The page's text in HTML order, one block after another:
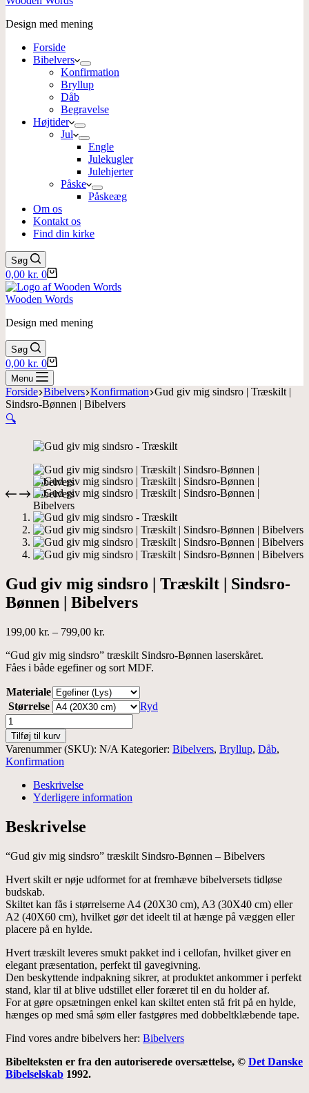
Design med mening
Forside
Bibelvers
Konfirmation
Bryllup
Dåb
Begravelse
Højtider
Jul
Engle
Julekugler
Julehjerter
Påske
Påskeæg
Om os
Kontakt os
Find din kirke
Søg
Indkøbskurv
0,00 kr. 0
Wooden Words
Design med mening
Søg
Indkøbskurv
0,00 kr. 0
Menu
Forside Bibelvers Konfirmation Gud giv mig sindsro | Træskilt |
Sindsro-Bønnen | Bibelvers
🔍
Gud giv mig sindsro | Træskilt | Sindsro-
Bønnen | Bibelvers
199,00 kr. – 799,00 kr.
til
799,00 kr.
“Gud giv mig sindsro” træskilt Sindsro-Bønnen laserskåret.
Fåes i både egefiner og sort MDF.
Materiale
Størrelse
Ryd
Gud
giv
mig
sindsro
|
Træskilt
Sindsro-
Bønnen
|
antal
Tilføj til kurv
Varenummer (SKU): N/A Kategorier: Bibelvers, Bryllup, Dåb,
Konfirmation
Beskrivelse
Yderligere information
Beskrivelse
“Gud giv mig sindsro” træskilt Sindsro-Bønnen – Bibelvers
Hvert skilt er nøje udformet for at fremhæve bibelversets tidløse
budskab.
Skiltet kan fås i størrelserne A4 (20X30 cm), A3 (30X40 cm) eller
A2 (40X60 cm), hvilket gør det ideelt til at hænge på væggen eller
placere på en hylde.
Hvert træskilt leveres smukt pakket ind i cellofan, hvilket giver en
elegant præsentation, perfekt til gavegivning.
Den beskyttende indpakning sikrer, at produktet ankommer i perfekt
stand, klar til at blive udstillet eller foræret til en du holder af.
For at gøre opsætningen enkel kan skiltet enten stå frit på en hylde,
hænges op med små søm eller fastgøres med dobbeltklæbende tape.
Find vores andre bibelvers her: Bibelvers
Bibelteksten er fra den autoriserede oversættelse, © Det Danske
Bibelselskab 1992.